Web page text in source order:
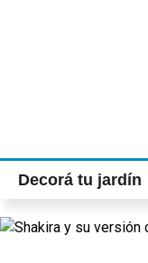
Decorá tu jardín